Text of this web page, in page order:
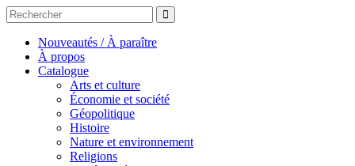
Rechercher
un
livre,
auteur
Nouveautés / À paraître
À propos
Catalogue
Arts et culture
Économie et société
Géopolitique
Histoire
Nature et environnement
Religions